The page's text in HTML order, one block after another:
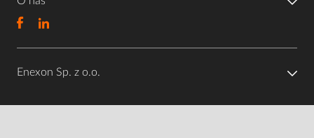
Enexon Sp. z o.o.